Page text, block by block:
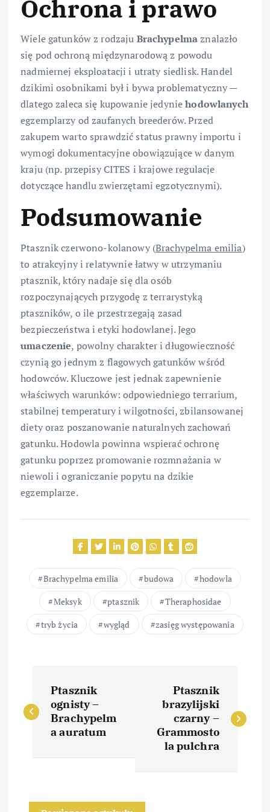
Ochrona i prawo
Wiele gatunków z rodzaju Brachypelmaznalazło
się pod ochroną międzynarodową z powodu
nadmiernej eksploatacji i utraty siedlisk. Handel
dzikimi osobnikami był i bywa problematyczny —
dlatego zaleca się kupowanie jedyniehodowlanych
egzemplarzy od zaufanych breederów. Przed
zakupem warto sprawdzić status prawny importu i
wymogi dokumentacyjne obowiązujące w danym
kraju (np. przepisy CITES i krajowe regulacje
dotyczące handlu zwierzętami egzotycznymi).
Podsumowanie
Ptasznik czerwono-kolanowy (Brachypelma emilia)
to atrakcyjny i relatywnie łatwy w utrzymaniu
ptasznik, który nadaje się dla osób
rozpoczynających przygodę z terrarystyką
ptaszników, o ile przestrzegają zasad
bezpieczeństwa i etyki hodowlanej. Jego
umaczenie, powolny charakter i długowieczność
czynią go jednym z flagowych gatunków wśród
hodowców. Kluczowe jest jednak zapewnienie
właściwych warunków: odpowiedniego terrarium,
stabilnej temperatury i wilgotności, zbilansowanej
diety oraz poszanowanie naturalnych zachowań
gatunku. Hodowla powinna wspierać ochronę
gatunku poprzez promowanie rozmnażania w
niewoli i ograniczanie popytu na dzikie
egzemplarze.
Brachypelma emilia budowa
hodowla
Meksyk
ptasznik
Theraphosidae
tryb życia
wygląd zasięg występowania
a
g
Ptasznik
ognisty –
Brachypelm
a auratum
Ptasznik
brazylijski
czarny –
Grammosto
la pulchra